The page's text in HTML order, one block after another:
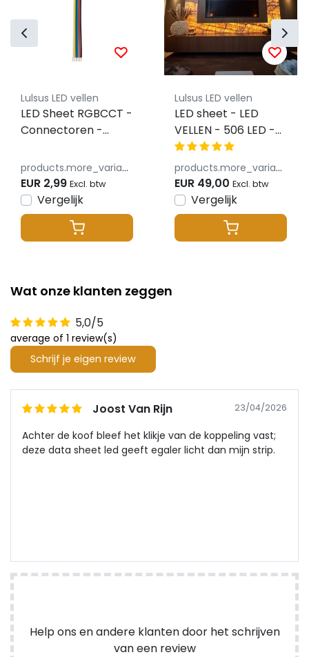
Lulsus LED vellen
LED Sheet RGBCCT -
Connectoren -
montage pads -
Schroefjes & ringen
products.more_variants_available
EUR 2,99 Excl. btw
Vergelijk
Lulsus LED vellen
LED sheet - LED
VELLEN - 506 LED -
48 W- 4300 LM -
Extra Warm wit -
2700 kelvin -
Dimbaar - 24 volt
IP20 - 25 x 100cm -
Koppelbaar
products.more_variants_available
EUR 49,00 Excl. btw
Vergelijk
Wat onze klanten zeggen
5,0/5
average of 1 review(s)
Schrijf je eigen review
Joost Van Rijn 23/04/2026
Achter de koof bleef het klikje van de koppeling vast;
deze data sheet led geeft egaler licht dan mijn strip.
Help ons en andere klanten door het schrijven
van een review